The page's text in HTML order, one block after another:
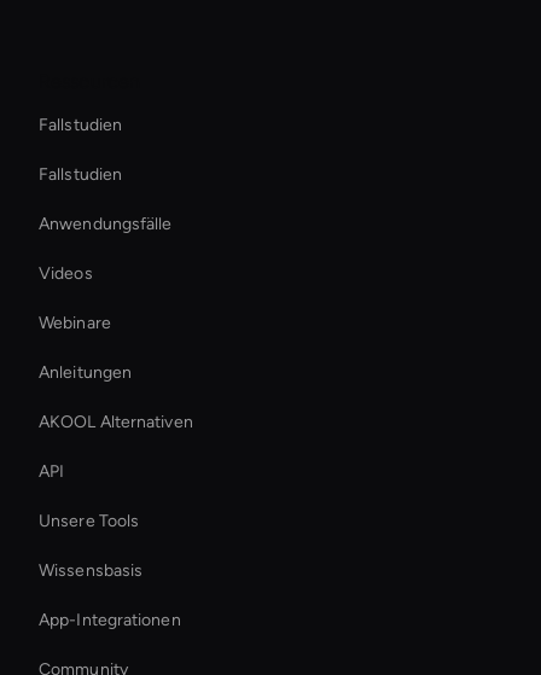
Fallstudien
Fallstudien
Anwendungsfälle
Videos
Webinare
Anleitungen
AKOOL Alternativen
API
Unsere Tools
Wissensbasis
App-Integrationen
Community